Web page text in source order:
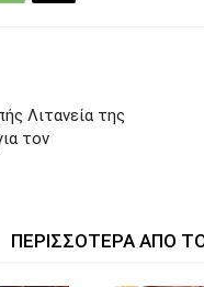
Λιτανεία της
τον
ΠΕΡΙΣΣΟΤΕΡΑ ΑΠΟ